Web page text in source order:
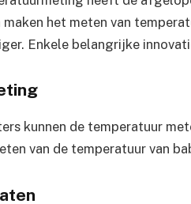
het meten van
Enkele belangrijke
kunnen de temperatuur
van de temperatuur van